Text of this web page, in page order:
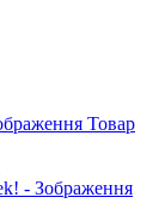
Товар